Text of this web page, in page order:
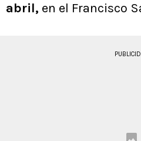
abril, en el Francisco